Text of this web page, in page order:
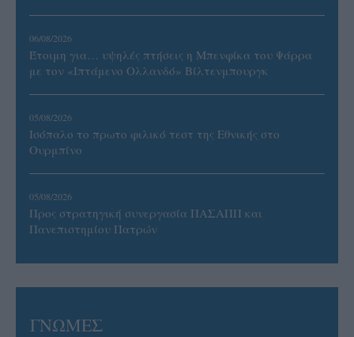
06/08/2026
Έτοιμη για… υψηλές πτήσεις η Μπενφίκα του Ψάρρα
με τον «Ιπτάμενο Ολλανδό» Βίλτενμπουργκ
05/08/2026
Ισόπαλο το πρωτο φιλικό τεστ της Εθνικής στο
Ουρμπίνο
05/08/2026
Προς στρατηγική συνεργασία ΠΑΣΑΠΠ και
Πανεπιστημίου Πατρών
ΓΝΩΜΕΣ